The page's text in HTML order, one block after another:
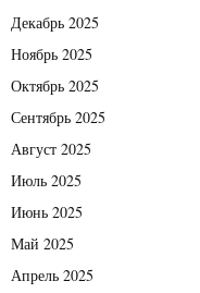
Декабрь 2025
Ноябрь 2025
Октябрь 2025
Сентябрь 2025
Август 2025
Июль 2025
Июнь 2025
Май 2025
Апрель 2025